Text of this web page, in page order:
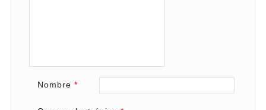
Nombre *